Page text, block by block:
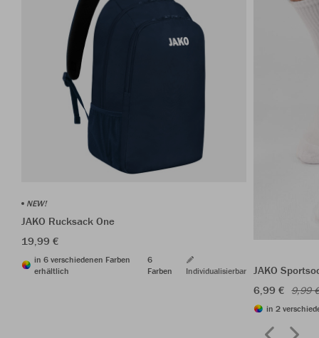
NEW!
JAKO Rucksack One
19,99 €
in 6 verschiedenen Farben
erhältlich
6
Farben
Individualisierbar
JAKO
6,99 € 9,99
in 2